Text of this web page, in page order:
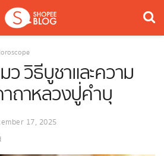
ว วิธีบูชาและความ
ถาหลวงปู่คำบุ
17, 2025